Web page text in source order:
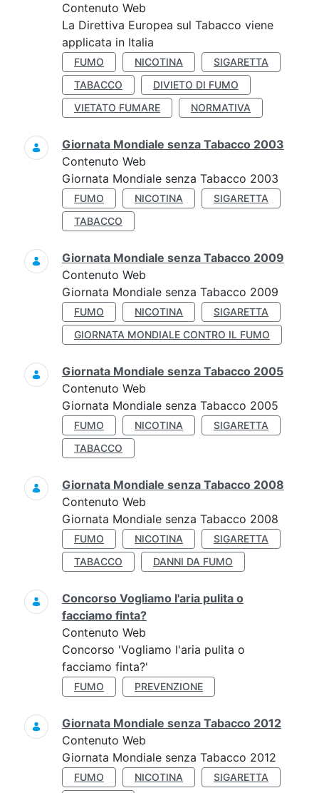
Contenuto Web
La Direttiva Europea sul Tabacco viene
applicata in Italia
FUMO NICOTINA
SIGARETTA
TABACCO
DIVIETO DI FUMO
VIETATO FUMARE
NORMATIVA
Giornata Mondiale senza Tabacco 2003
Contenuto Web
Giornata Mondiale senza Tabacco 2003
FUMO NICOTINA
SIGARETTA
TABACCO
Giornata Mondiale senza Tabacco 2009
Contenuto Web
Giornata Mondiale senza Tabacco 2009
FUMO NICOTINA
SIGARETTA
GIORNATA MONDIALE CONTRO IL FUMO
Giornata Mondiale senza Tabacco 2005
Contenuto Web
Giornata Mondiale senza Tabacco 2005
FUMO NICOTINA
SIGARETTA
TABACCO
Giornata Mondiale senza Tabacco 2008
Contenuto Web
Giornata Mondiale senza Tabacco 2008
FUMO NICOTINA
SIGARETTA
TABACCO
DANNI DA FUMO
Concorso Vogliamo l'aria pulita o
facciamo finta?
Contenuto Web
Concorso 'Vogliamo l'aria pulita o
facciamo finta?'
FUMO PREVENZIONE
Giornata Mondiale senza Tabacco 2012
Contenuto Web
Giornata Mondiale senza Tabacco 2012
FUMO NICOTINA SIGARETTA